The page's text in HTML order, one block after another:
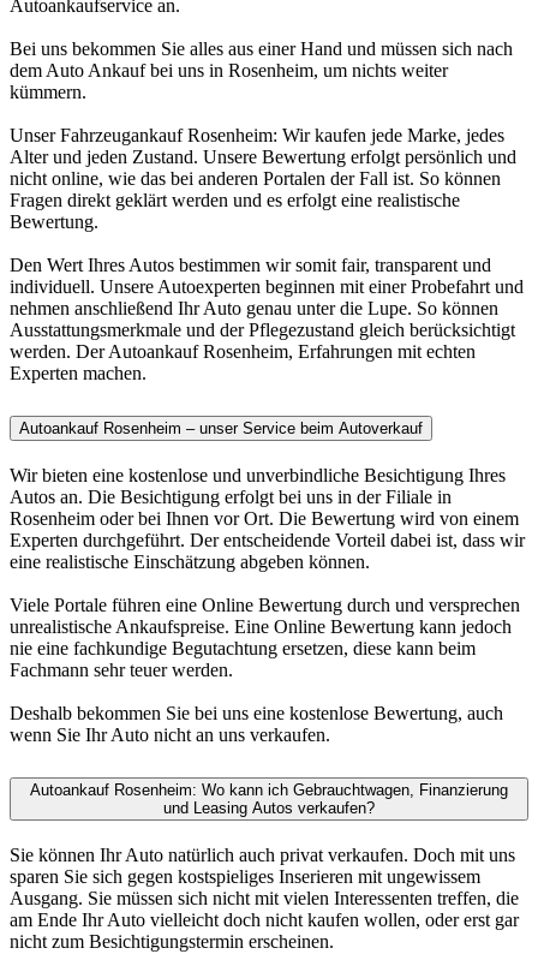
Autoankaufservice an.
Bei uns bekommen Sie alles aus einer Hand und müssen sich nach
dem Auto Ankauf bei uns in Rosenheim, um nichts weiter
kümmern.
Unser Fahrzeugankauf Rosenheim: Wir kaufen jede Marke, jedes
Alter und jeden Zustand. Unsere Bewertung erfolgt persönlich und
nicht online, wie das bei anderen Portalen der Fall ist. So können
Fragen direkt geklärt werden und es erfolgt eine realistische
Bewertung.
Den Wert Ihres Autos bestimmen wir somit fair, transparent und
individuell. Unsere Autoexperten beginnen mit einer Probefahrt und
nehmen anschließend Ihr Auto genau unter die Lupe. So können
Ausstattungsmerkmale und der Pflegezustand gleich berücksichtigt
werden. Der Autoankauf Rosenheim, Erfahrungen mit echten
Experten machen.
Autoankauf Rosenheim – unser Service beim Autoverkauf
Wir bieten eine kostenlose und unverbindliche Besichtigung Ihres
Autos an. Die Besichtigung erfolgt bei uns in der Filiale in
Rosenheim oder bei Ihnen vor Ort. Die Bewertung wird von einem
Experten durchgeführt. Der entscheidende Vorteil dabei ist, dass wir
eine realistische Einschätzung abgeben können.
Viele Portale führen eine Online Bewertung durch und versprechen
unrealistische Ankaufspreise. Eine Online Bewertung kann jedoch
nie eine fachkundige Begutachtung ersetzen, diese kann beim
Fachmann sehr teuer werden.
Deshalb bekommen Sie bei uns eine kostenlose Bewertung, auch
wenn Sie Ihr Auto nicht an uns verkaufen.
Autoankauf Rosenheim: Wo kann ich Gebrauchtwagen, Finanzierung
und Leasing Autos verkaufen?
Sie können Ihr Auto natürlich auch privat verkaufen. Doch mit uns
sparen Sie sich gegen kostspieliges Inserieren mit ungewissem
Ausgang. Sie müssen sich nicht mit vielen Interessenten treffen, die
am Ende Ihr Auto vielleicht doch nicht kaufen wollen, oder erst gar
nicht zum Besichtigungstermin erscheinen.